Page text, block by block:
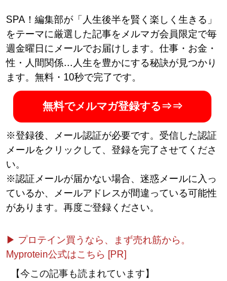
法則～
』のほか、『The参謀 ～歴史に学ぶ起業家のため
の経営術～ 』（游藝舎）、『 地主の経営』（マネジメン
ト社）などがある。
『アスリート人材の突破
力: 才能を引き出す気づき
の法則』
スポーツで培った能力
は、社会で真価を発揮す
記事一覧へ
SPA！編集部が「人生後半を賢く楽しく生きる」
をテーマに厳選した記事をメルマガ会員限定で毎
週金曜日にメールでお届けします。仕事・お金・
性・人間関係…人生を豊かにする秘訣が見つかり
ます。無料・10秒で完了です。
無料でメルマガ登録する⇒⇒
※登録後、メール認証が必要です。受信した認証
メールをクリックして、登録を完了させてくださ
い。
※認証メールが届かない場合、迷惑メールに入っ
ているか、メールアドレスが間違っている可能性
があります。再度ご登録ください。
▶ プロテイン買うなら、まず売れ筋から。
Myprotein公式はこちら [PR]
【今この記事も読まれています】